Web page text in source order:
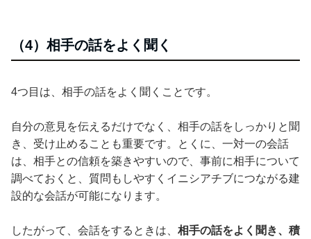
（4）相手の話をよく聞く
4つ目は、相手の話をよく聞くことです。
自分の意見を伝えるだけでなく、相手の話をしっかりと聞
き、受け止めることも重要です。とくに、一対一の会話
は、相手との信頼を築きやすいので、事前に相手について
調べておくと、質問もしやすくイニシアチブにつながる建
設的な会話が可能になります。
したがって、会話をするときは、 相手の話をよく聞き、積